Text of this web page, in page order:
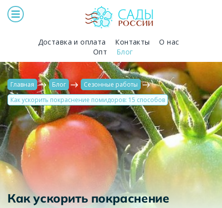
Доставка и оплата Контакты
О нас
Опт
Блог
Главная Блог
Сезонные работы
Как ускорить покраснение помидоров: 15 способов
Как ускорить покраснение